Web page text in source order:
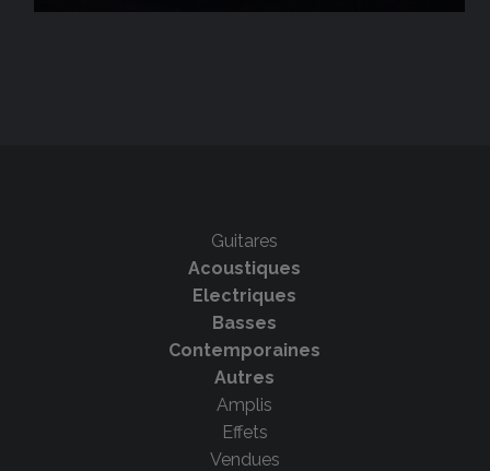
Guitares
Acoustiques
Electriques
Basses
Contemporaines
Autres
Amplis
Effets
Vendues